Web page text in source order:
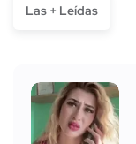
Las + Leídas